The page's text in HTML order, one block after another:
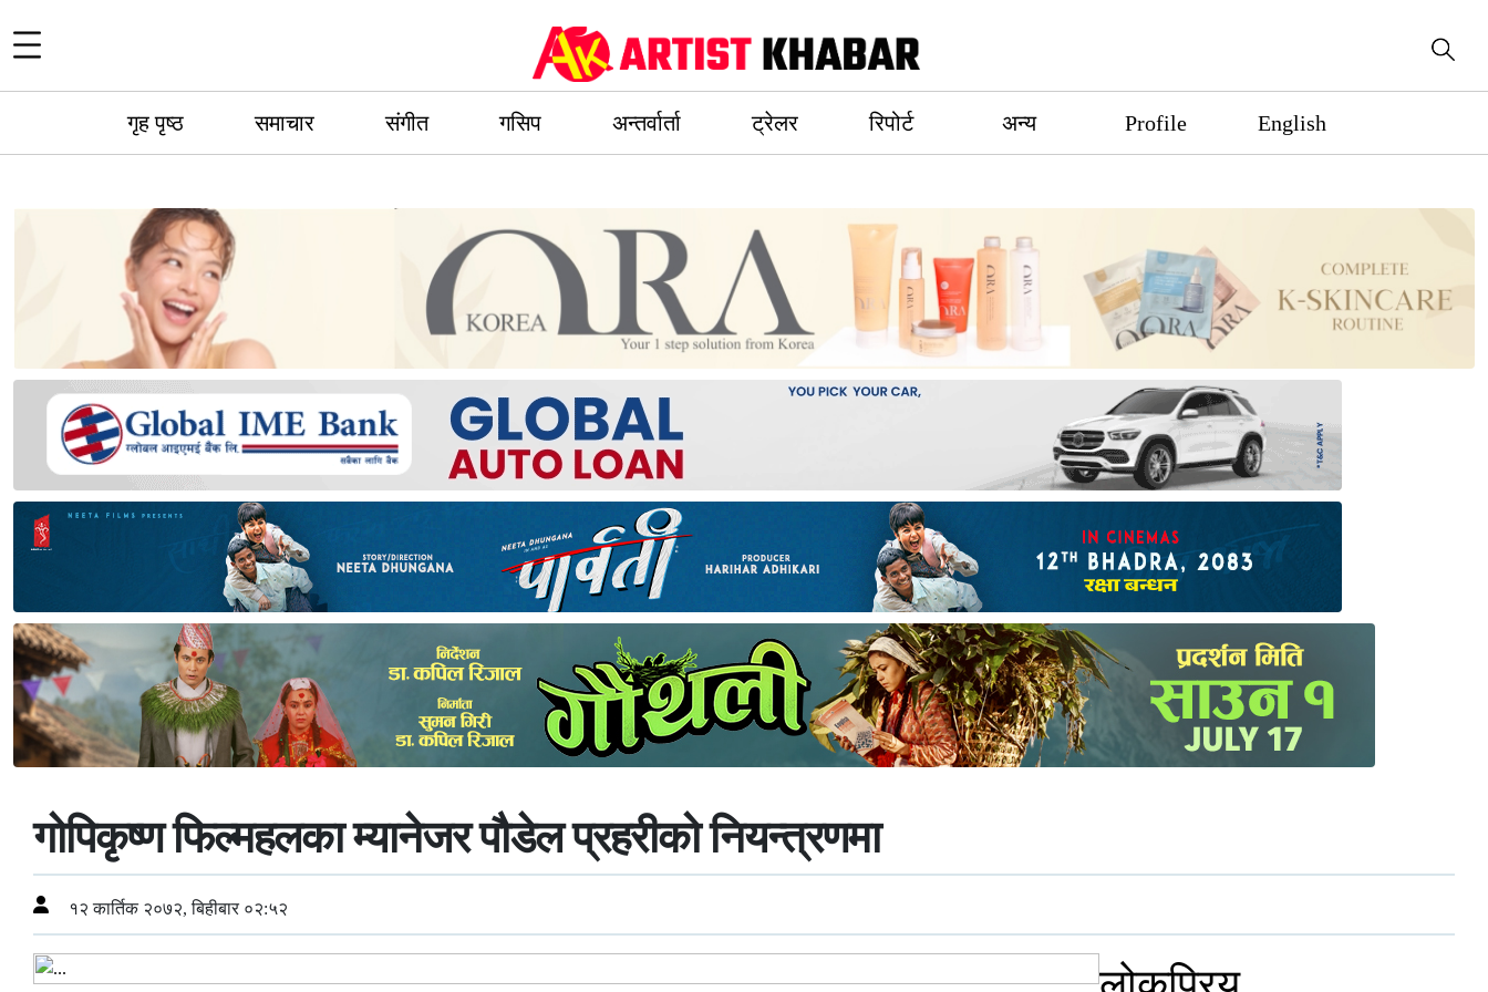
गृह पृष्ठ समाचार संगीत गसिप अन्तर्वार्ता ट्रेलर रिपोर्ट अन्य Profile English
गोपिकृष्ण फिल्महलका म्यानेजर पौडेल प्रहरीको नियन्त्रणमा
१२ कार्तिक २०७२, बिहीबार ०२:५२